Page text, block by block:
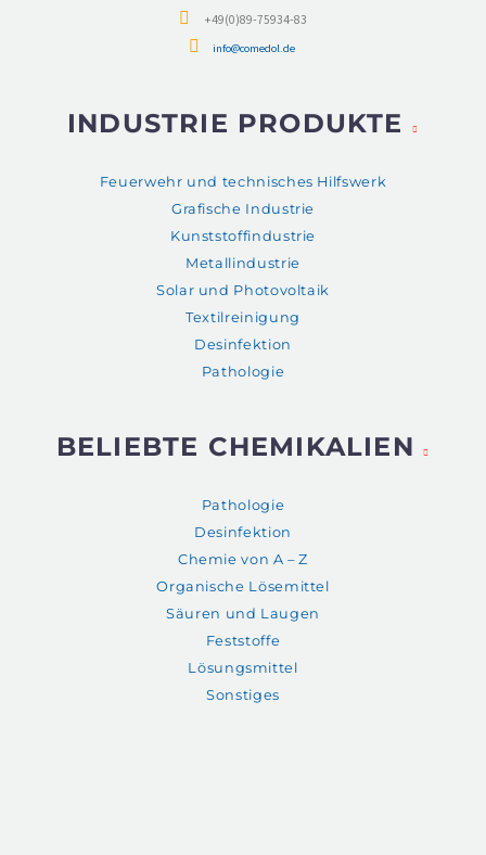
+49(0)89-75934-83
info@comedol.de
INDUSTRIE PRODUKTE
Feuerwehr und technisches Hilfswerk
Grafische Industrie
Kunststoffindustrie
Metallindustrie
Solar und Photovoltaik
Textilreinigung
Desinfektion
Pathologie
BELIEBTE CHEMIKALIEN
Pathologie
Desinfektion
Chemie von A – Z
Organische Lösemittel
Säuren und Laugen
Feststoffe
Lösungsmittel
Sonstiges